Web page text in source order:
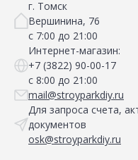
г. Томск
Вершинина, 76
с 7:00 до 21:00
Интернет-магазин:
+7 (3822) 90-00-17
с 8:00 до 21:00
mail@stroyparkdiy.ru
Для запроса счета,
документов
osk@stroyparkdiy.ru